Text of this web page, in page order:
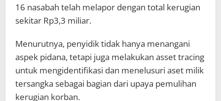
16 nasabah telah melapor dengan total kerugian
sekitar Rp3,3 miliar.
Menurutnya, penyidik tidak hanya menangani
aspek pidana, tetapi juga melakukan asset tracing
untuk mengidentifikasi dan menelusuri aset milik
tersangka sebagai bagian dari upaya pemulihan
kerugian korban.